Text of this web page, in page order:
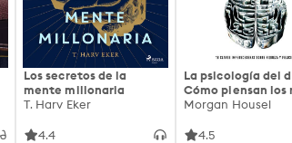
Los secretos de la
mente millonaria
T. Harv Eker
4.4
La psicología del
Cómo piensan los
18 claves
Morgan Housel
4.5